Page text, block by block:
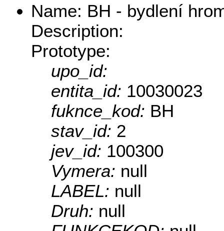
Name: BH - bydlení
Description:
Prototype:
upo_id:
entita_id: 10030023
fuknce_kod: BH
stav_id: 2
jev_id: 100300
Vymera: null
LABEL: null
Druh: null